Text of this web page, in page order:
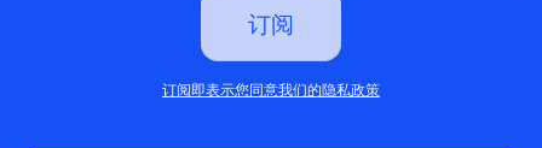
订阅即表示您同意我们的隐私政策